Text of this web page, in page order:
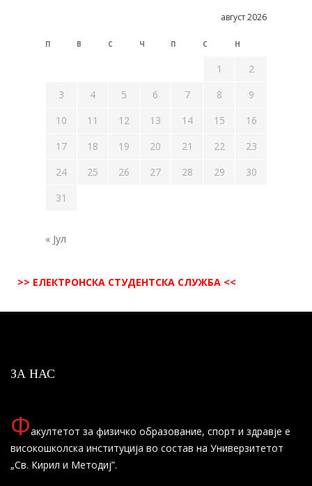
август 2026
П В С Ч П С Н
1
2
3
4 5 6 7 8
9
10
11 12 13 14 15
16
17
18 19 20 21 22
23
24
25 26 27 28 29
30
31
« Јул
>> ЕЛЕКТРОНСКА СТУДЕНТСКА СЛУЖБА <<
ЗА НАС
Факултетот за физичко образование, спорт и здравје е
високошколска институција во состав на Универзитетот
„Св. Кирил и Методиј”.